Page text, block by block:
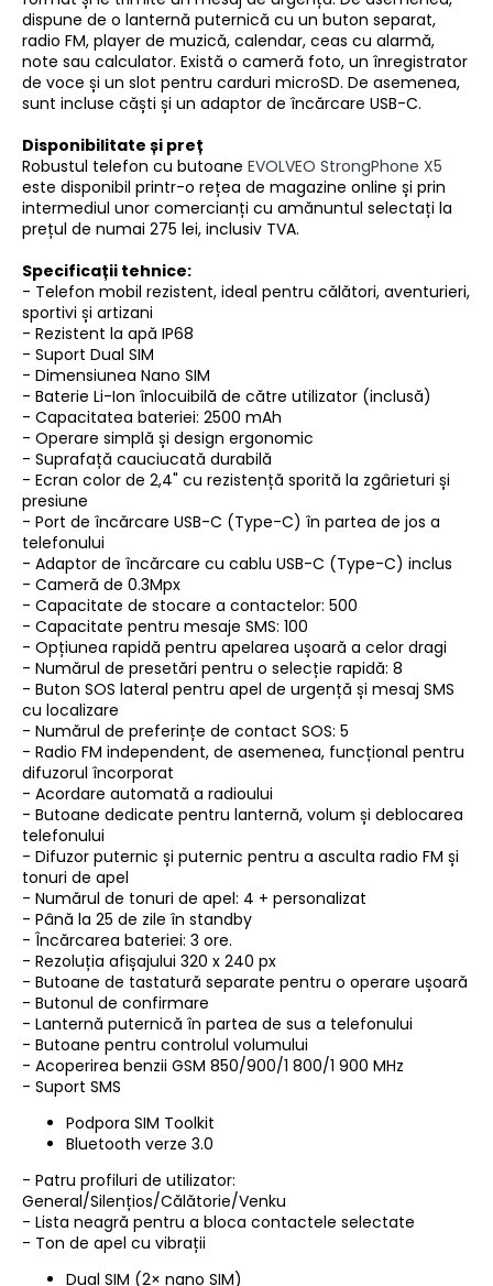
dispune de o lanternă puternică cu un buton separat,
radio FM, player de muzică, calendar, ceas cu alarmă,
note sau calculator. Există o cameră foto, un înregistrator
de voce și un slot pentru carduri microSD. De asemenea,
sunt incluse căști și un adaptor de încărcare USB-C.
Disponibilitate și preț
Robustul telefon cu butoane EVOLVEO StrongPhone X5
este disponibil printr-o rețea de magazine online și prin
intermediul unor comercianți cu amănuntul selectați la
prețul de numai 275 lei, inclusiv TVA.
Specificații tehnice:
- Telefon mobil rezistent, ideal pentru călători, aventurieri,
sportivi și artizani
- Rezistent la apă IP68
- Suport Dual SIM
- Dimensiunea Nano SIM
- Baterie Li-Ion înlocuibilă de către utilizator (inclusă)
- Capacitatea bateriei: 2500 mAh
- Operare simplă și design ergonomic
- Suprafață cauciucată durabilă
- Ecran color de 2,4" cu rezistență sporită la zgârieturi și
presiune
- Port de încărcare USB-C (Type-C) în partea de jos a
telefonului
- Adaptor de încărcare cu cablu USB-C (Type-C) inclus
- Cameră de 0.3Mpx
- Capacitate de stocare a contactelor: 500
- Capacitate pentru mesaje SMS: 100
- Opțiunea rapidă pentru apelarea ușoară a celor dragi
- Numărul de presetări pentru o selecție rapidă: 8
- Buton SOS lateral pentru apel de urgență și mesaj SMS
cu localizare
- Numărul de preferințe de contact SOS: 5
- Radio FM independent, de asemenea, funcțional pentru
difuzorul încorporat
- Acordare automată a radioului
- Butoane dedicate pentru lanternă, volum și deblocarea
telefonului
- Difuzor puternic și puternic pentru a asculta radio FM și
tonuri de apel
- Numărul de tonuri de apel: 4 + personalizat
- Până la 25 de zile în standby
- Încărcarea bateriei: 3 ore.
- Rezoluția afișajului 320 x 240 px
- Butoane de tastatură separate pentru o operare ușoară
- Butonul de confirmare
- Lanternă puternică în partea de sus a telefonului
- Butoane pentru controlul volumului
- Acoperirea benzii GSM 850/900/1 800/1 900 MHz
- Suport SMS
Podpora SIM Toolkit
Bluetooth verze 3.0
- Patru profiluri de utilizator:
General/Silențios/Călătorie/Venku
- Lista neagră pentru a bloca contactele selectate
- Ton de apel cu vibrații
Dual SIM (2× nano SIM)